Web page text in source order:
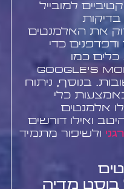
למובייל
את האלמנטים
כדי
כמו
Google's
בנוסף, ניתוח
כלי
אלמנטים
ואילו דורשים
ולשיפור מתמיד
בוסט מדיה